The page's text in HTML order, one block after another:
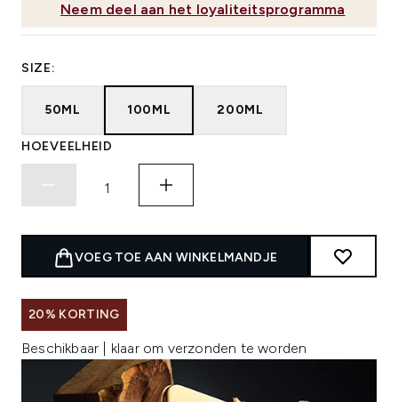
Neem deel aan het loyaliteitsprogramma
SIZE:
50ML 100ML 200ML
HOEVEELHEID
VOEG TOE AAN WINKELMANDJE
20% KORTING
Beschikbaar | klaar om verzonden te worden